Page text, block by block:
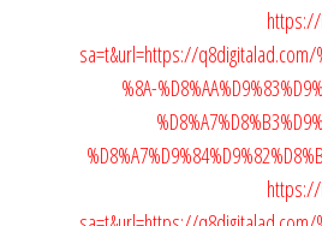
https://
sa=t&url=https://q8digitalad.com/
%8A-
https://